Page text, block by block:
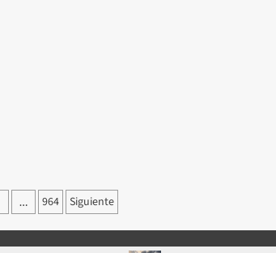
… 964 Siguiente